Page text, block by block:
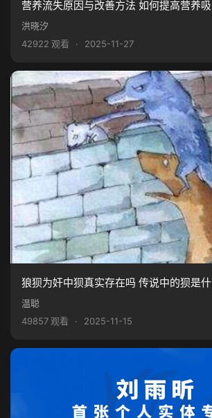
营养流失原因与改善方法 如何提高营养
洪晓汐
42922 观看
· 2025-11-27
狼狈为奸中狈真实存在吗 传说中的狈是
温聪
49857 观看
· 2025-11-15